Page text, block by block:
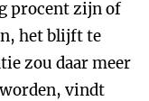
procent zijn of
het blijft te
zou daar meer
vindt